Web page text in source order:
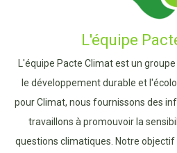
L'équipe
L'équipe Pacte Climat est un
le développement durable et
pour Climat, nous fournissons des
travaillons à promouvoir la
questions climatiques. Notre